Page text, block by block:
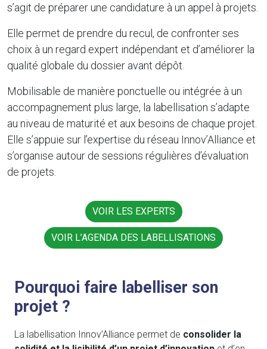
s’agit de préparer une candidature à un appel à projets.
Elle permet de prendre du recul, de confronter ses
choix à un regard expert indépendant et d’améliorer la
qualité globale du dossier avant dépôt.
Mobilisable de manière ponctuelle ou intégrée à un
accompagnement plus large, la labellisation s’adapte
au niveau de maturité et aux besoins de chaque projet.
Elle s’appuie sur l’expertise du réseau Innov’Alliance et
s’organise autour de sessions régulières d’évaluation
de projets.
VOIR LES EXPERTS
VOIR L’AGENDA DES LABELLISATIONS
Pourquoi faire labelliser son
projet ?
La labellisation Innov’Alliance permet de consolider la